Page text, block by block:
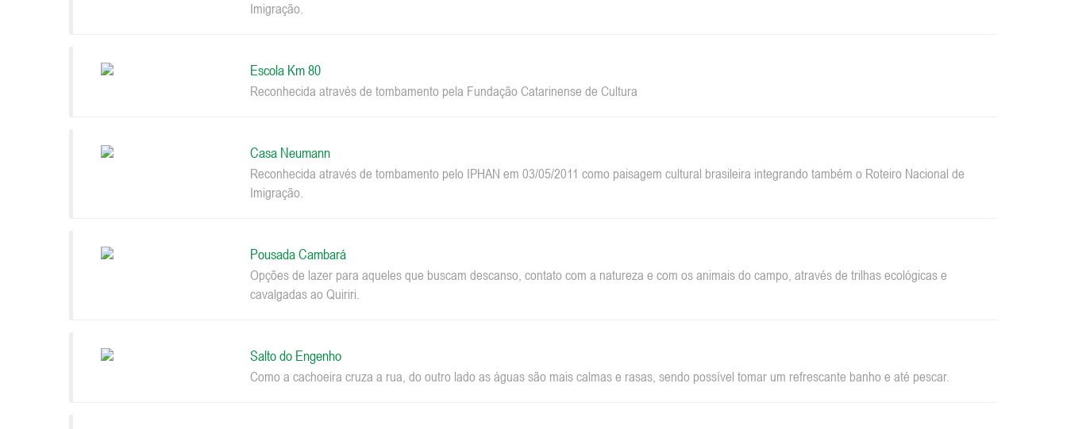
Imigração.
Escola Km 80
Reconhecida através de tombamento pela Fundação Catarinense de Cultura
Casa Neumann
Reconhecida através de tombamento pelo IPHAN em 03/05/2011 como paisagem cultural brasileira integrando também o Roteiro Nacional de
Imigração.
Pousada Cambará
Opções de lazer para aqueles que buscam descanso, contato com a natureza e com os animais do campo, através de trilhas ecológicas e
cavalgadas ao Quiriri.
Salto do Engenho
Como a cachoeira cruza a rua, do outro lado as águas são mais calmas e rasas, sendo possível tomar um refrescante banho e até pescar.